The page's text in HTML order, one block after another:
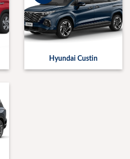
Hyundai Custin